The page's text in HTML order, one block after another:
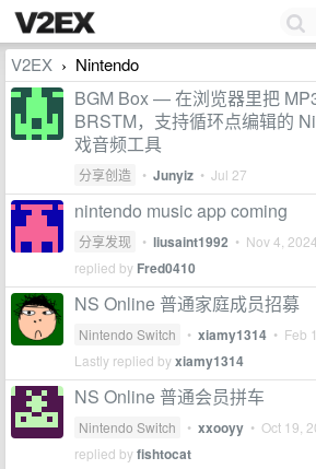
V2EX › Nintendo
BGM Box — 在浏览器里把
BRSTM，支持循环点编辑的
戏音频工具
分享创造 • Junyiz • Jul 27
nintendo music app coming
分享发现 • liusaint1992 • Nov 4, 2024
replied by Fred0410
NS Online 普通家庭成员招募
Nintendo Switch • xiamy1314 • Feb
Lastly replied byxiamy1314
NS Online 普通会员拼车
Nintendo Switch • xxooyy • Oct 19,
replied byfishtocat